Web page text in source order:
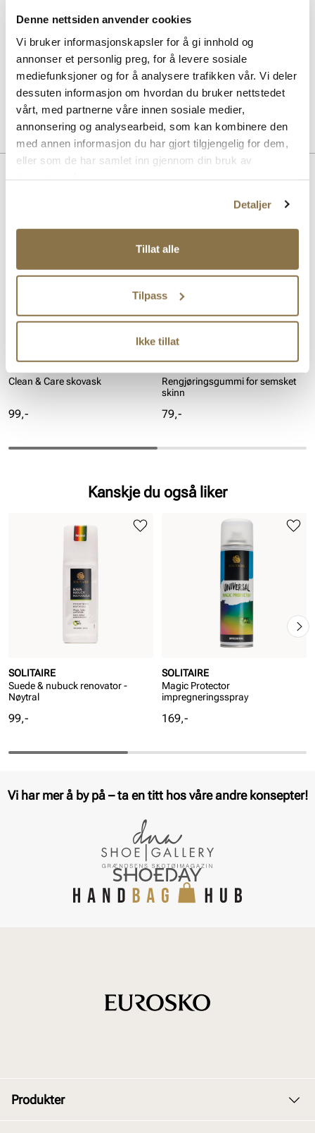
Denne nettsiden anvender cookies
Vi bruker informasjonskapsler for å gi innhold og
annonser et personlig preg, for å levere sosiale
mediefunksjoner og for å analysere trafikken vår. Vi deler
dessuten informasjon om hvordan du bruker nettstedet
vårt, med partnerne våre innen sosiale medier,
annonsering og analysearbeid, som kan kombinere den
med annen informasjon du har gjort tilgjengelig for dem,
eller som de har samlet inn gjennom din bruk av
Detaljer
Tillat alle
Tilpass
Ikke tillat
Rengjøringsskum til alle typer materialer. Anbefales spesielt til
pleieskum. Universell pleie for alle materialer. Nærer alt skinn med
avokadoolje av høy kvalitet. Intensiv men skånsom rengjøring.
Frisker opp farger. Produktet kan brukes innendørs. Behagelig duft.
Art. nr 97643002
Lev. art. nr2015
Clean & Care skovask
Pris
99,-
Rengjøringsgummi for semsket
skinn
Pris
79,-
Kanskje du også liker
SOLITAIRE
Suede & nubuck renovator -
Nøytral
Pris
99,-
SOLITAIRE
Magic Protector
impregneringsspray
Pris
169,-
Vi har mer å by på – ta en titt hos våre andre konsepter!
Produkter